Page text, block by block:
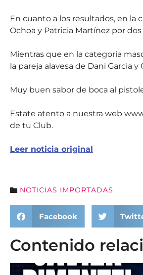
En cuanto a los resultados, en la
Ochoa y Patricia Martínez por dos
Mientras que en la categoría
la pareja alavesa de Dani Garcia
Muy buen sabor de boca al
Estate atento a nuestra web
de tu Club.
Leer noticia original
NOTICIAS IMPORTADAS
Facebook
Contenido